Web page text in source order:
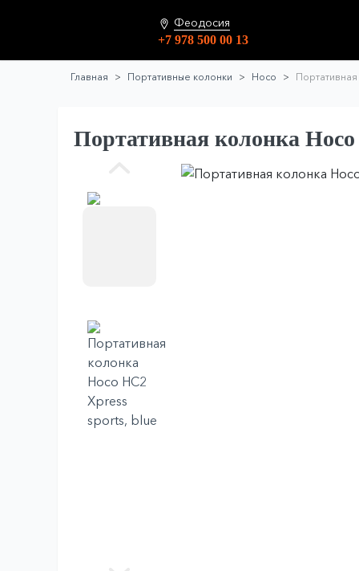
Феодосия
+7 978 500 00 13
Главная Портативные колонки Hoco
Портативная колонка